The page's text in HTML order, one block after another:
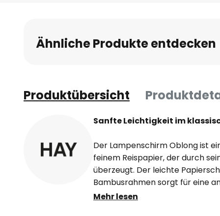
Bildgalerie
springen
Ähnliche Produkte entdecken
Produktübersicht
Sanfte Leichtigkeit im
Der Lampenschirm Oblong ist
feinem Reispapier, der durch
überzeugt. Der leichte
Bambusrahmen sorgt für eine
Wirkung und passt perfekt in
Mehr lesen